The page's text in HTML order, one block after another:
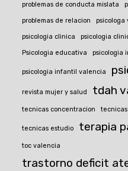
problemas de conducta mislata
problemas de relacion psicologa
psicologia clinica psicologia
Psicologia educativa psicologia
psicologia infantil valencia
revista mujer y salud tdah
tecnicas concentracion
tecnicas estudio terapia
toc valencia
trastorno deficit